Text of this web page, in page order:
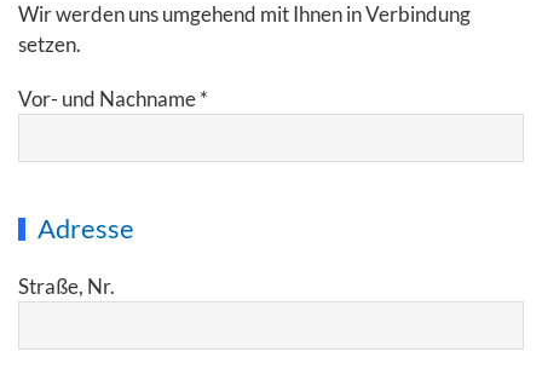
Wir werden uns umgehend mit Ihnen in Verbindung
setzen.
Vor- und Nachname *
Adresse
Straße, Nr.